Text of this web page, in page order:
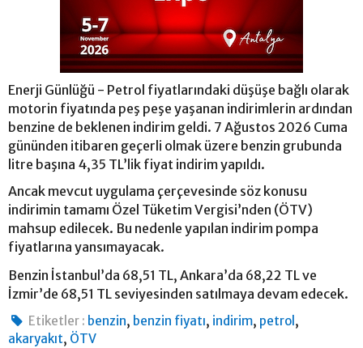
Enerji Günlüğü - Petrol fiyatlarındaki düşüşe bağlı olarak
motorin fiyatında peş peşe yaşanan indirimlerin ardından
benzine de beklenen indirim geldi. 7 Ağustos 2026 Cuma
gününden itibaren geçerli olmak üzere benzin grubunda
litre başına 4,35 TL’lik fiyat indirim yapıldı.
Ancak mevcut uygulama çerçevesinde söz konusu
indirimin tamamı Özel Tüketim Vergisi’nden (ÖTV)
mahsup edilecek. Bu nedenle yapılan indirim pompa
fiyatlarına yansımayacak.
Benzin İstanbul’da 68,51 TL, Ankara’da 68,22 TL ve
İzmir’de 68,51 TL seviyesinden satılmaya devam edecek.
Etiketler : benzin, benzin fiyatı, indirim, petrol ,
akaryakıt, ÖTV